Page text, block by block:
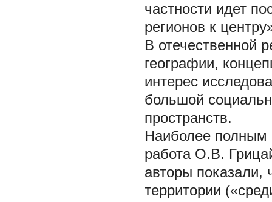
частности идет
регионов к
В отечественной
географии,
интерес
большой
пространств.
Наиболее полным
работа О.В.
авторы показали,
территории